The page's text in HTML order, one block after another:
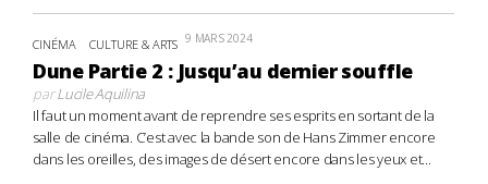
CINÉMA CULTURE & ARTS 9 MARS 2024
Dune Partie 2 : Jusqu’au dernier souffle
parLucile Aquilina
Il faut un moment avant de reprendre ses esprits en sortant de la
salle de cinéma. C’est avec la bande son de Hans Zimmer encore
dans les oreilles, des images de désert encore dans les yeux et...